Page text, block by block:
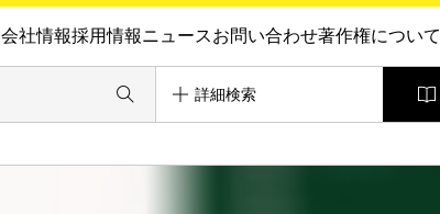
会社情報採用情報ニュースお問い合わせ著作権について
詳細検索